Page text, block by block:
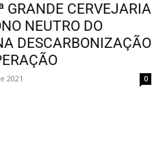
CERVEJARIA
NEUTRO DO
DESCARBONIZAÇÃO
2021 0